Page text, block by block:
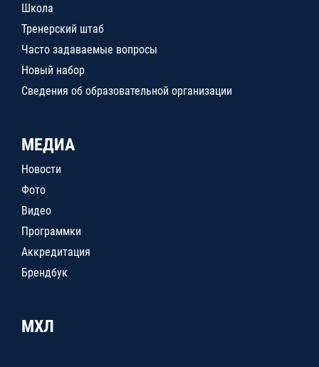
Школа
Тренерский штаб
Часто задаваемые вопросы
Новый набор
Сведения об образовательной организации
МЕДИА
Новости
Фото
Видео
Программки
Аккредитация
Брендбук
МХЛ